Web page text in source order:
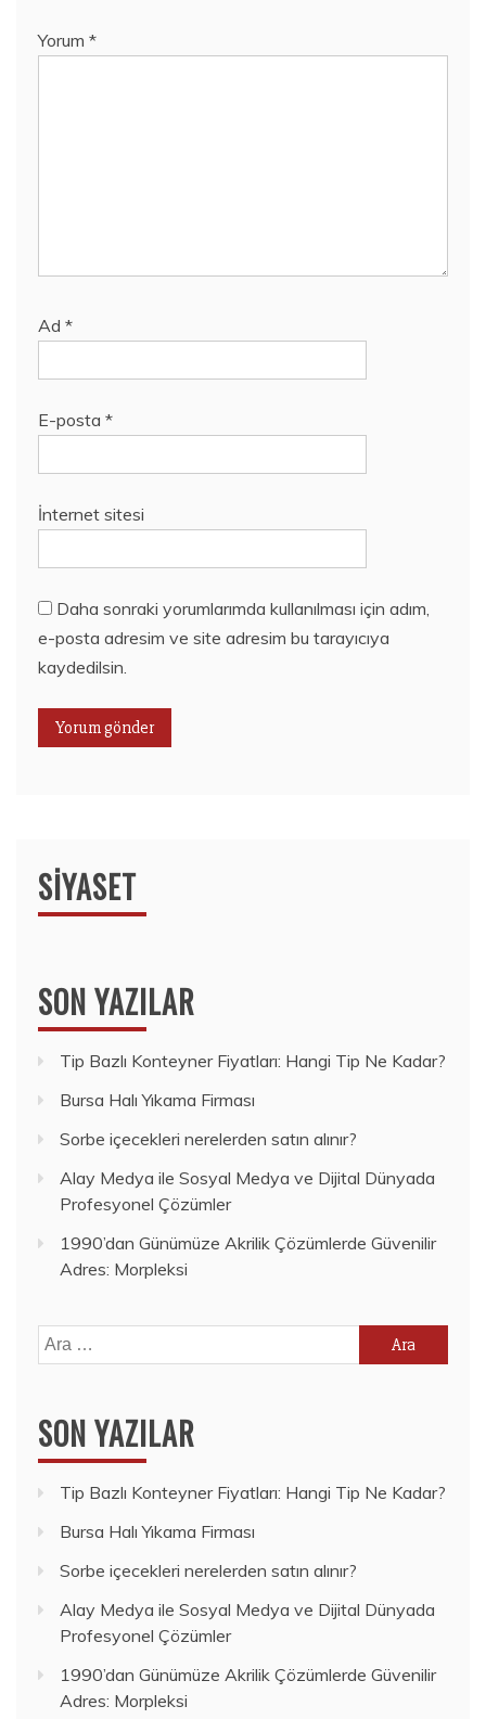
Yorum *
Ad *
E-posta *
İnternet sitesi
Daha sonraki yorumlarımda kullanılması için adım,
e-posta adresim ve site adresim bu tarayıcıya
kaydedilsin.
SIYASET
SON YAZILAR
Tip Bazlı Konteyner Fiyatları: Hangi Tip Ne Kadar?
Bursa Halı Yıkama Firması
Sorbe içecekleri nerelerden satın alınır?
Alay Medya ile Sosyal Medya ve Dijital Dünyada
Profesyonel Çözümler
1990’dan Günümüze Akrilik Çözümlerde Güvenilir
Adres: Morpleksi
Arama:
SON YAZILAR
Tip Bazlı Konteyner Fiyatları: Hangi Tip Ne Kadar?
Bursa Halı Yıkama Firması
Sorbe içecekleri nerelerden satın alınır?
Alay Medya ile Sosyal Medya ve Dijital Dünyada
Profesyonel Çözümler
1990’dan Günümüze Akrilik Çözümlerde Güvenilir
Adres: Morpleksi